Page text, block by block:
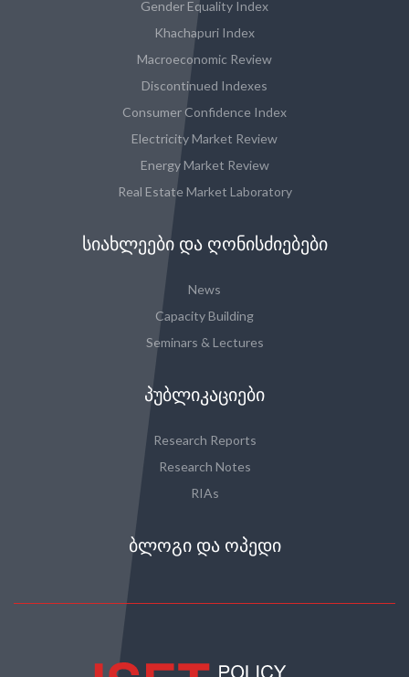
Gender Equality Index
Khachapuri Index
Macroeconomic Review
Discontinued Indexes
Consumer Confidence Index
Electricity Market Review
Energy Market Review
Real Estate Market Laboratory
ᲡᲘᲐᲮᲚᲔᲔᲑᲘ ᲓᲐ ᲦᲝᲜᲘᲡᲫᲘᲔᲑᲔᲑᲘ
News
Capacity Building
Seminars & Lectures
ᲞᲣᲑᲚᲘᲙᲐᲪᲘᲔᲑᲘ
Research Reports
Research Notes
RIAs
ᲑᲚᲝᲒᲘ ᲓᲐ ᲝᲞᲔᲓᲘ